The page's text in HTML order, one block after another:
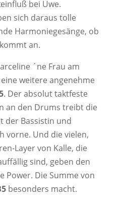
bei Uwe.
sich daraus tolle
Harmoniegesänge, ob
an.
´ne Frau am
weitere angenehme
. Der absolut taktfeste
an den Drums treibt die
der Bassistin und
vorne. Und die vielen,
Layer von Kalle, die
sind, geben den
Power. Die Summe von
besonders macht.